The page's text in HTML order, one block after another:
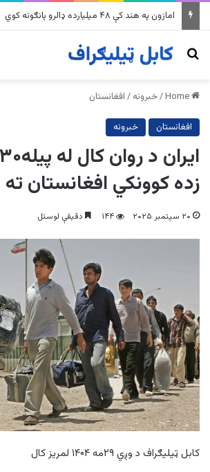
په وینزویلا کې زورورو زلزلو پراخ زیانونه اړولي
Search for
/خبرونه / افغانستان
افغانستان خبرونه
زده کوونکي افغانستان
۲۰ سپتمبر ۲۰۲۵ ۱۴۴ دقیقې لوستل
کابل ټیلیګراف د وږي ۲۹مه ۱۴۰۴ لمریز کال